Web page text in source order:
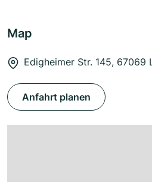
Map
Edigheimer Str. 145, 67069
Anfahrt planen